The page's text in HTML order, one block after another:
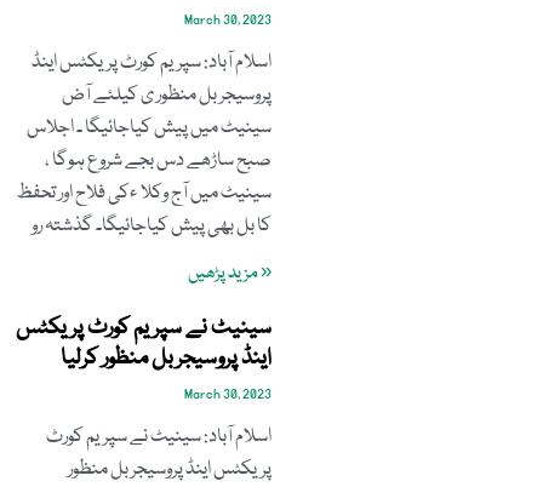
March 30, 2023
اسلام آباد: سپریم کورٹ پریکٹس اینڈ
پروسیجر بل منظور ی کیلئے آض
سینیٹ میں پیش کیاجائیگا ۔ اجلاس
صبح ساڑھے دس بجے شروع ہوگا ،
سینیٹ میں آج وکلا ءکی فلاح اور تحفظ
کا بل بھی پیش کیاجائیگا۔ گذشتہ رو
« مزید پڑھیں
سینیٹ نے سپریم کورٹ پریکٹس
اینڈ پروسیجربل منظور کرلیا
March 30, 2023
اسلام آباد: سینیٹ نے سپریم کورٹ
پریکٹس اینڈ پروسیجر بل منظور